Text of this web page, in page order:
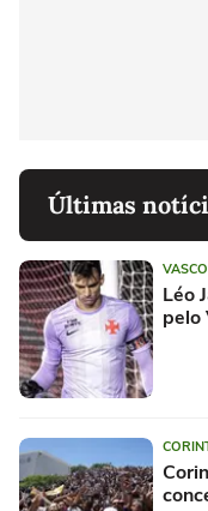
Últimas
VASCO
Léo
pelo